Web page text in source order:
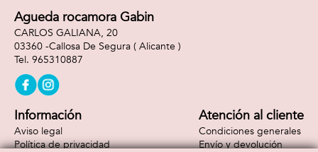
Agueda rocamora Gabin
CARLOS GALIANA, 20
03360 -Callosa De Segura ( Alicante )
965310887
Información
Aviso legal
Política de privacidad
Atención al cliente
Condiciones generales
Envío y devolución